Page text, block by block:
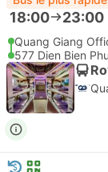
18:00 23:00
Quang Giang
577 Dien Bien